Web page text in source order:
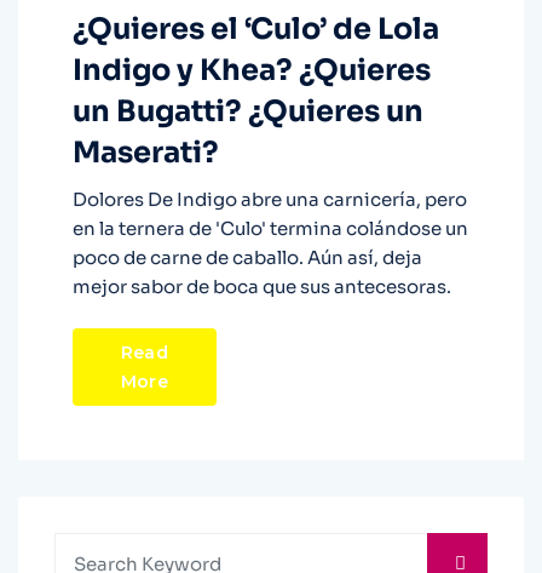
¿Quieres el ‘Culo’ de Lola
Indigo y Khea? ¿Quieres
un Bugatti? ¿Quieres un
Maserati?
Dolores De Indigo abre una carnicería, pero
en la ternera de 'Culo' termina colándose un
poco de carne de caballo. Aún así, deja
mejor sabor de boca que sus antecesoras.
Read
More